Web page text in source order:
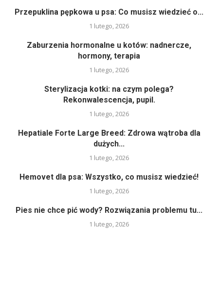
Przepuklina pępkowa u psa: Co musisz wiedzieć o...
1 lutego, 2026
Zaburzenia hormonalne u kotów: nadnercze,
hormony, terapia
1 lutego, 2026
Sterylizacja kotki: na czym polega?
Rekonwalescencja, pupil.
1 lutego, 2026
Hepatiale Forte Large Breed: Zdrowa wątroba dla
dużych...
1 lutego, 2026
Hemovet dla psa: Wszystko, co musisz wiedzieć!
1 lutego, 2026
Pies nie chce pić wody? Rozwiązania problemu tu...
1 lutego, 2026